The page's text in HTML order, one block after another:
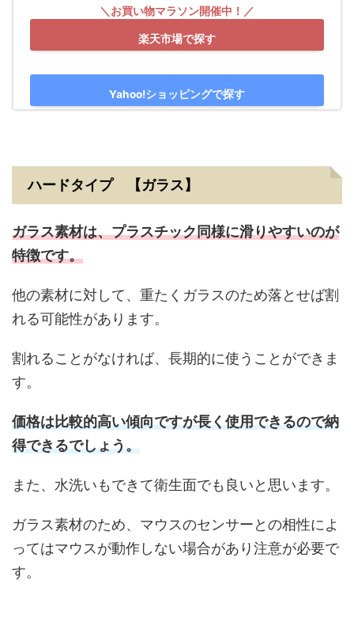
楽天市場で探す
Yahoo!ショッピングで探す
ハードタイプ 【ガラス】
ガラス素材は、プラスチック同様に滑りやすいのが
特徴です。
他の素材に対して、重たくガラスのため落とせば割
れる可能性があります。
割れることがなければ、長期的に使うことができま
す。
価格は比較的高い傾向ですが長く使用できるので納
得できるでしょう。
また、水洗いもできて衛生面でも良いと思います。
ガラス素材のため、マウスのセンサーとの相性によ
ってはマウスが動作しない場合があり注意が必要で
す。